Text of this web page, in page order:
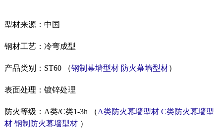
型材来源：中国
钢材工艺：冷弯成型
产品类别：ST60 （钢制幕墙型材 防火幕墙型材）
表面处理：镀锌处理
防火等级：A类/C类1-3h （A类防火幕墙型材 C类防火幕墙型
材 钢制防火幕墙型材）